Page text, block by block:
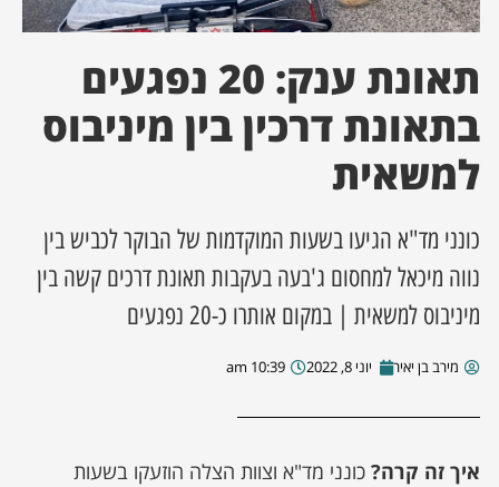
מקומית
עסקים
תאונת ענק: 20 נפגעים
בתאונת דרכין בין מיניבוס
למשאית
כונני מד"א הגיעו בשעות המוקדמות של הבוקר לכביש בין
נווה מיכאל למחסום ג'בעה בעקבות תאונת דרכים קשה בין
מיניבוס למשאית | במקום אותרו כ-20 נפגעים
מירב בן יאיר יוני 8, 2022 10:39 am
איך זה קרה? כונני מד"א וצוות הצלה הוזעקו בשעות